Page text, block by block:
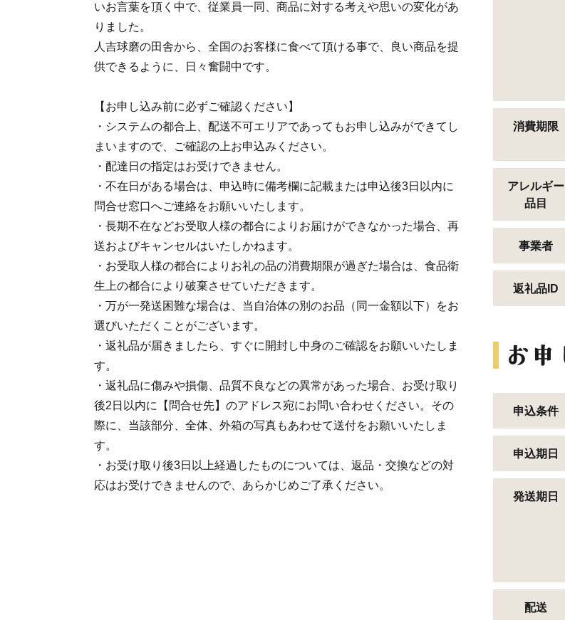
いお言葉を頂く中で、従業員一同、商品に対する考えや思いの変化があ
りました。
人吉球磨の田舎から、全国のお客様に食べて頂ける事で、良い商品を提
供できるように、日々奮闘中です。
【お申し込み前に必ずご確認ください】
・システムの都合上、配送不可エリアであってもお申し込みができてし
まいますので、ご確認の上お申込みください。
・配達日の指定はお受けできません。
・不在日がある場合は、申込時に備考欄に記載または申込後3日以内に
問合せ窓口へご連絡をお願いいたします。
・長期不在などお受取人様の都合によりお届けができなかった場合、再
送およびキャンセルはいたしかねます。
・お受取人様の都合によりお礼の品の消費期限が過ぎた場合は、食品衛
生上の都合により破棄させていただきます。
・万が一発送困難な場合は、当自治体の別のお品（同一金額以下）をお
選びいただくことがございます。
・返礼品が届きましたら、すぐに開封し中身のご確認をお願いいたしま
す。
・返礼品に傷みや損傷、品質不良などの異常があった場合、お受け取り
後2日以内に【問合せ先】のアドレス宛にお問い合わせください。その
際に、当該部分、全体、外箱の写真もあわせて送付をお願いいたしま
す。
・お受け取り後3日以上経過したものについては、返品・交換などの対
応はお受けできませんので、あらかじめご了承ください。
消費期限
アレルギー
品目
事業者
返礼品ID
申込条件
申込期日
発送期日
配送